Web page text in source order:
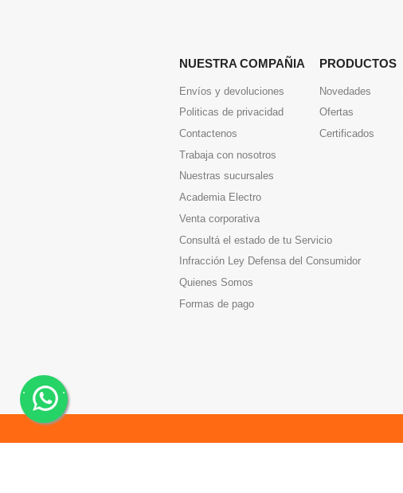
NUESTRA COMPAÑIA
Envíos y devoluciones
Politicas de privacidad
Contactenos
Trabaja con nosotros
Nuestras sucursales
Academia Electro
Venta corporativa
Consultá el estado de tu Servicio
Infracción Ley Defensa del Consumidor
Quienes Somos
Formas de pago
PRODUCTOS
Novedades
Ofertas
Certificados
. .